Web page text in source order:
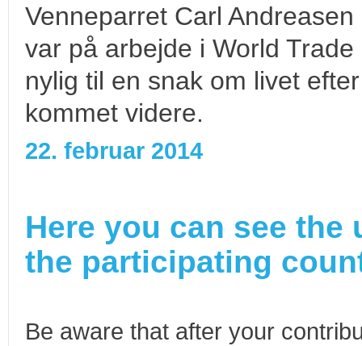
Venneparret Carl
var på arbejde i World
nylig til en snak om livet
kommet videre.
22. februar 2014
Here you can see
the participating
Be aware that after your